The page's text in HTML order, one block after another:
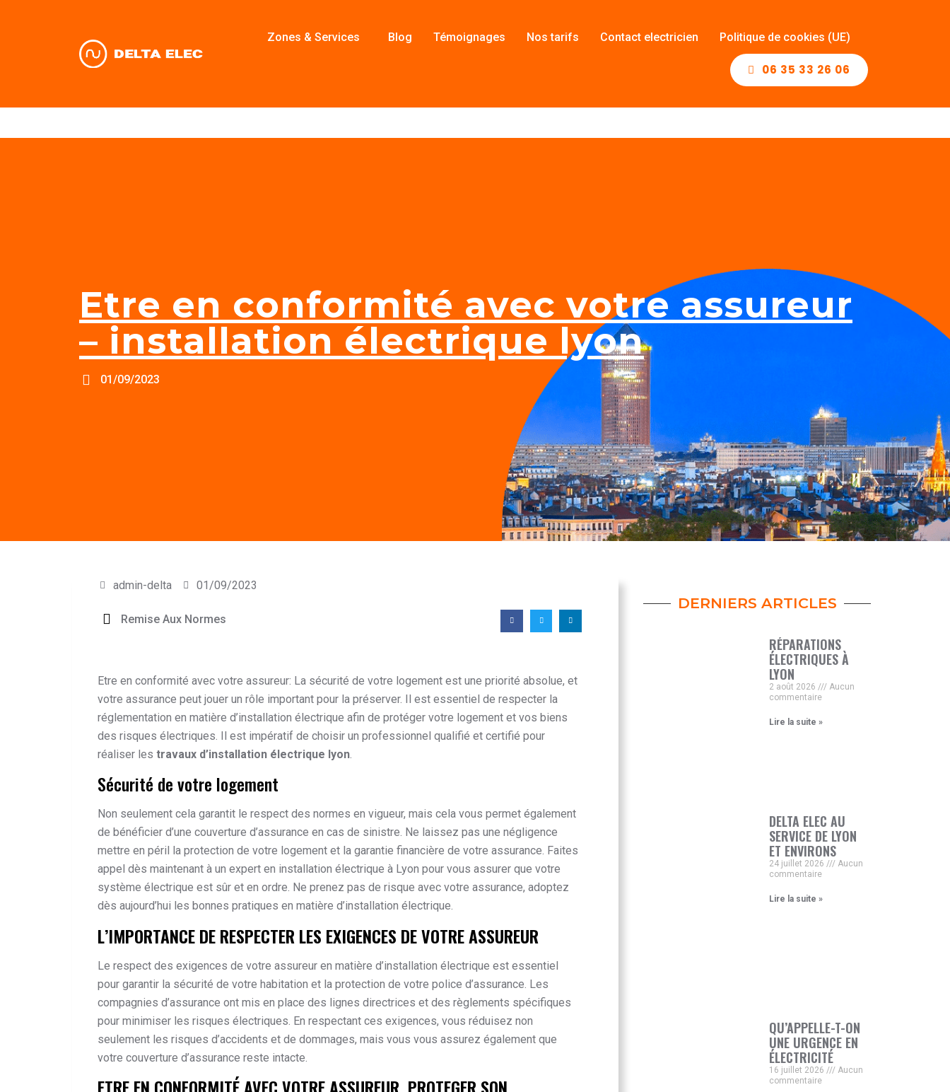
Zones & Services Blog Témoignages Nos tarifs Contact electricien Politique de cookies (UE)
06 35 33 26 06
Etre en conformité avec votre assureur
– installation électrique lyon
01/09/2023
admin-delta 01/09/2023
Remise Aux Normes
Etre en conformité avec votre assureur: La sécurité de votre logement est une priorité absolue, et
votre assurance peut jouer un rôle important pour la préserver. Il est essentiel de respecter la
réglementation en matière d’installation électrique afin de protéger votre logement et vos biens
des risques électriques. Il est impératif de choisir un professionnel qualifié et certifié pour
réaliser les travaux d’installation électrique lyon
Sécurité de votre logement
Non seulement cela garantit le respect des normes en vigueur, mais cela vous permet également
de bénéficier d’une couverture d’assurance en cas de sinistre. Ne laissez pas une négligence
mettre en péril la protection de votre logement et la garantie financière de votre assurance. Faites
appel dès maintenant à un expert en installation électrique à Lyon pour vous assurer que votre
système électrique est sûr et en ordre. Ne prenez pas de risque avec votre assurance, adoptez
dès aujourd’hui les bonnes pratiques en matière d’installation électrique.
L’IMPORTANCE DE RESPECTER LES EXIGENCES DE VOTRE ASSUREUR
Le respect des exigences de votre assureur en matière d’installation électrique est essentiel
pour garantir la sécurité de votre habitation et la protection de votre police d’assurance. Les
compagnies d’assurance ont mis en place des lignes directrices et des règlements spécifiques
pour minimiser les risques électriques. En respectant ces exigences, vous réduisez non
seulement les risques d’accidents et de dommages, mais vous vous assurez également que
votre couverture d’assurance reste intacte.
DERNIERS ARTICLES
RÉPARATIONS
ÉLECTRIQUES À
LYON
2 août 2026
Aucun
commentaire
Lire la suite »
DELTA ELEC AU
SERVICE DE LYON
ET ENVIRONS
24 juillet 2026
Aucun
commentaire
Lire la suite »
QU’APPELLE-T-ON
UNE URGENCE EN
ÉLECTRICITÉ
16 juillet 2026
Aucun
commentaire